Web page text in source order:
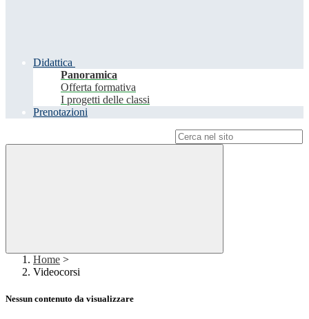
Didattica
Panoramica
Offerta formativa
I progetti delle classi
Prenotazioni
Home >
Videocorsi
Nessun contenuto da visualizzare